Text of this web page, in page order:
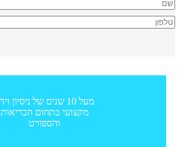
מעל 10 שנים של ניסיון וידע
מקצועי בתחום הבריאות
והספורט